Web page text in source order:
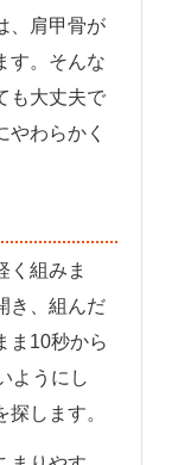
、肩甲骨が
す。そんな
も大丈夫で
やわらかく
く組みま
き、組んだ
ま10秒から
ようにし
します。